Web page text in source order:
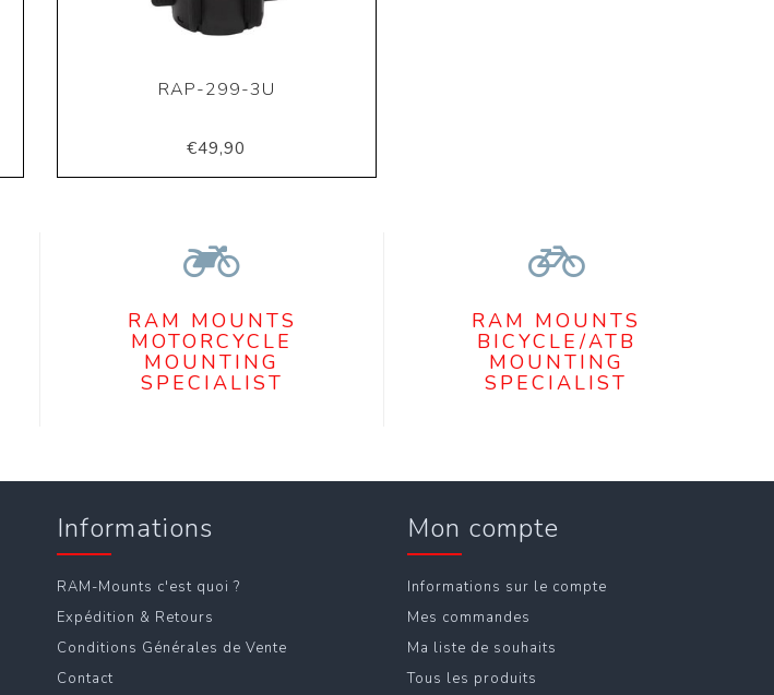
RAP-299-3U
€49,90
RAM MOUNTS
MOTORCYCLE
MOUNTING
SPECIALIST
RAM MOUNTS
BICYCLE/ATB
MOUNTING
SPECIALIST
Informations
RAM-Mounts c'est quoi ?
Expédition & Retours
Conditions Générales de Vente
Contact
Mon compte
Informations sur le compte
Mes commandes
Ma liste de souhaits
Tous les produits